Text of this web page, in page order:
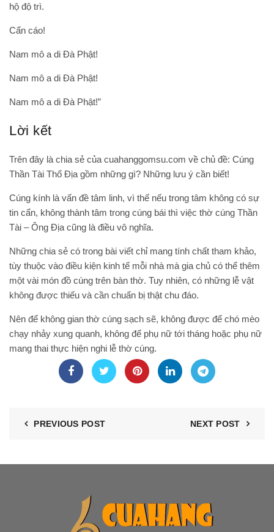
hộ độ trì.
Cẩn cáo!
Nam mô a di Đà Phật!
Nam mô a di Đà Phật!
Nam mô a di Đà Phật!”
Lời kết
Trên đây là chia sẻ của cuahanggomsu.com về chủ đề: Cúng
Thần Tài Thổ Địa gồm những gì? Những lưu ý cần biết!
Cúng kính là vấn đề tâm linh, vì thế nếu trong tâm không có sự
tin cẩn, không thành tâm trong cúng bái thì việc thờ cúng Thần
Tài – Ông Địa cũng là điều vô nghĩa.
Những chia sẻ có trong bài viết chỉ mang tính chất tham khảo,
tùy thuộc vào điều kiện kinh tế mỗi nhà mà gia chủ có thể thêm
một vài món đồ cúng trên bàn thờ. Tuy nhiên, có những lễ vật
không được thiếu và cần chuẩn bị thật chu đáo.
Nên để không gian thờ cúng sạch sẽ, không được để chó mèo
chạy nhảy xung quanh, không để phụ nữ tới tháng hoặc phụ nữ
mang thai thực hiện nghi lễ thờ cúng.
PREVIOUS POST NEXT POST